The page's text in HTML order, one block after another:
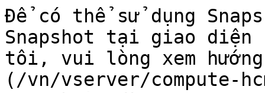
Để có thể sử dụng
Snapshot tại giao diện
tôi, vui lòng xem
(/vn/vserver/compute-